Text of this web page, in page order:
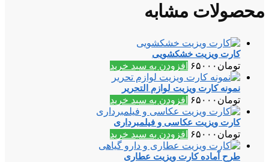
محصولات مشابه
کارت ویزیت خشکشویی
تومان ۶۵۰۰۰ افزودن به سبد خرید
نمونه کارت ویزیت لوازم التحریر
تومان ۶۵۰۰۰ افزودن به سبد خرید
کارت ویزیت عکاسی و فیلمبرداری
تومان ۶۵۰۰۰ افزودن به سبد خرید
طرح آماده کارت ویزیت عطاری